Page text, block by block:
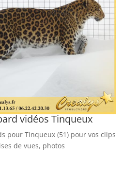
vidéos Tinqueux
pour Tinqueux (51) pour vos clips
de vues, photos